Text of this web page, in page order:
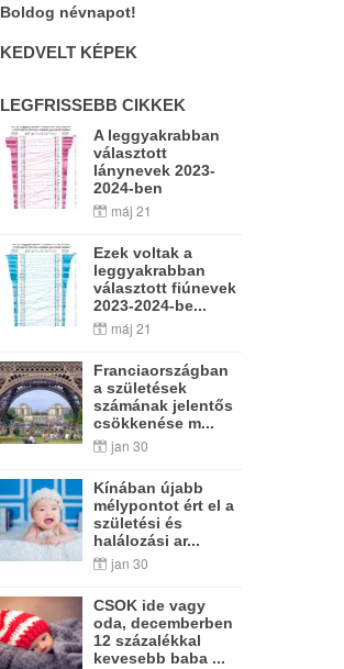
Boldog névnapot!
KEDVELT KÉPEK
LEGFRISSEBB CIKKEK
A leggyakrabban
választott
lánynevek 2023-
2024-ben
máj 21
Ezek voltak a
leggyakrabban
választott fiúnevek
2023-2024-be...
máj 21
Franciaországban
a születések
számának jelentős
csökkenése m...
jan 30
Kínában újabb
mélypontot ért el a
születési és
halálozási ar...
jan 30
CSOK ide vagy
oda, decemberben
12 százalékkal
kevesebb baba ...